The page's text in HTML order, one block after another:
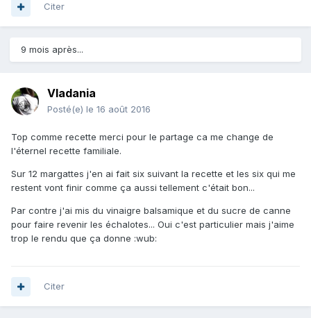
Citer
9 mois après...
Vladania
Posté(e) le 16 août 2016
Top comme recette merci pour le partage ca me change de
l'éternel recette familiale.
Sur 12 margattes j'en ai fait six suivant la recette et les six qui me
restent vont finir comme ça aussi tellement c'était bon...
Par contre j'ai mis du vinaigre balsamique et du sucre de canne
pour faire revenir les échalotes... Oui c'est particulier mais j'aime
trop le rendu que ça donne :wub:
Citer